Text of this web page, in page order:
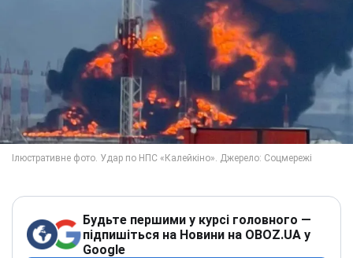
Будьте першими у курсі головного —
підпишіться на Новини на OBOZ.UA у
Google